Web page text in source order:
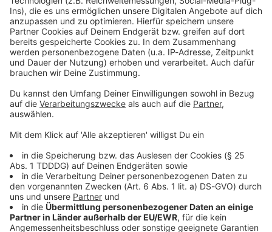
Kontaktformular
Sprachnachricht
© dpa-infocom, dpa:260627-930-294093/1
Bayern